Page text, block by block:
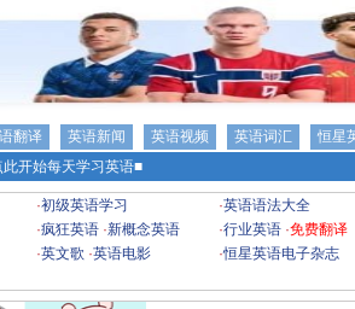
翻译 英语新闻 英语视频 英语词汇
恒星
此开始每天学习英语■
·初级英语学习 ·英语语法大全
·疯狂英语 ·新概念英语 ·行业英语 ·免费翻译
·英文歌 ·英语电影 ·恒星英语电子杂志